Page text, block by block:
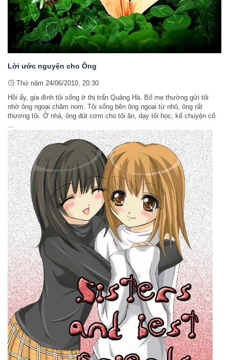
Lời ước nguyện cho Ông
Thứ năm 24/06/2010, 20:30
Hồi ấy, gia đình tôi sống ở thị trấn Quảng Hà. Bố mẹ thường gửi tôi
nhờ ông ngoại chăm nom. Tôi sống bên ông ngoại từ nhỏ, ông rất
thương tôi. Ở nhà, ông đút cơm cho tôi ăn, dạy tôi học, kể chuyện cổ